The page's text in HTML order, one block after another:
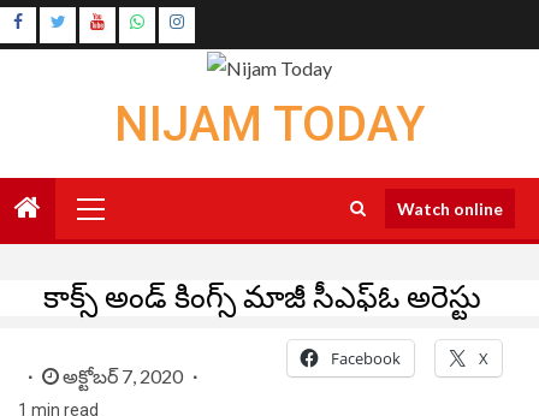
Skip
to
Instagram
NIJAM TODAY
Menu
Watch online
కాక్స్ అండ్‌ కింగ్స్ మాజీ సీఎఫ్‌ఓ అరెస్టు
అక్టోబర్ 7, 2020
1 min read
Facebook X